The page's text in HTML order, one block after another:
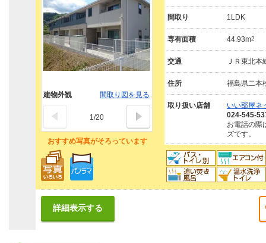
おすすめ写真がそろっています
建物外観 間取り図を見る
1/20
間取り 1LDK
専有面積 44.93m2
交通 ＪＲ東北本
住所 福島県二本
取り扱い店舗
いい部屋ネ
024-545-
お電話の際
ズです。
詳細表示する